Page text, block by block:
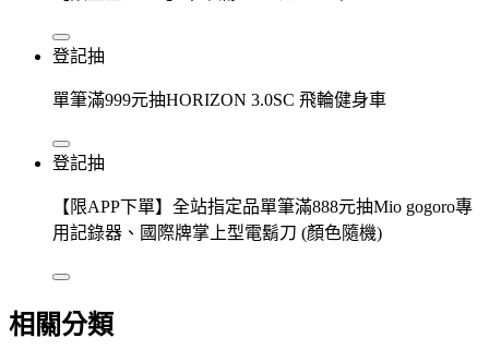
登記抽
單筆滿999元抽HORIZON 3.0SC 飛輪健身車
登記抽
【限APP下單】全站指定品單筆滿888元抽Mio gogoro專
用記錄器、國際牌掌上型電鬍刀 (顏色隨機)
相關分類